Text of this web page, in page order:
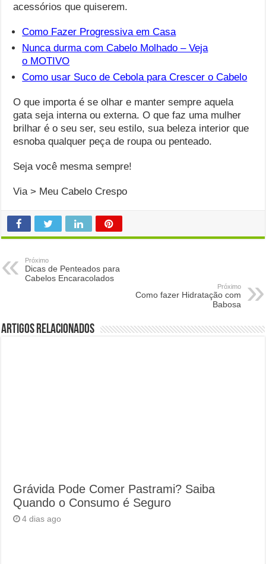
acessórios que quiserem.
Como Fazer Progressiva em Casa
Nunca durma com Cabelo Molhado – Veja
o MOTIVO
Como usar Suco de Cebola para Crescer o Cabelo
O que importa é se olhar e manter sempre aquela
gata seja interna ou externa. O que faz uma mulher
brilhar é o seu ser, seu estilo, sua beleza interior que
esnoba qualquer peça de roupa ou penteado.
Seja você mesma sempre!
Via > Meu Cabelo Crespo
Próximo
Dicas de Penteados para
Cabelos Encaracolados
Próximo
Como fazer Hidratação com
Babosa
Artigos Relacionados
Grávida Pode Comer Pastrami? Saiba
Quando o Consumo é Seguro
4 dias ago